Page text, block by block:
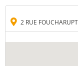
2 RUE